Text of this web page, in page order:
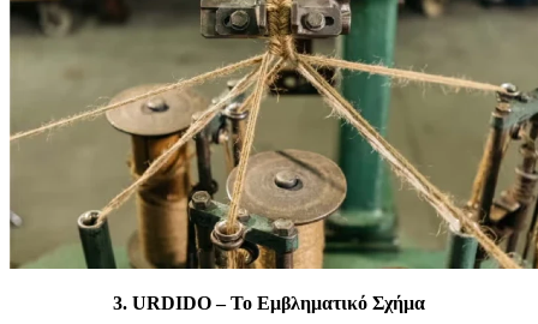
3. URDIDO – Το Εμβληματικό Σχήμα